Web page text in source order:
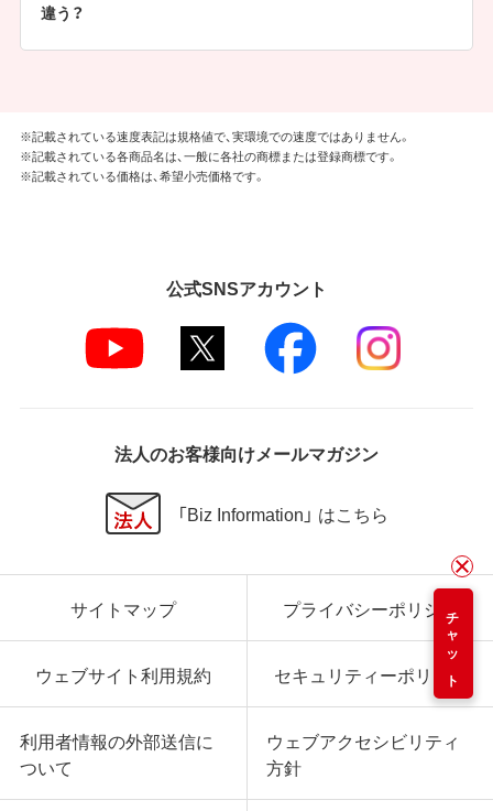
違う？
チャット
※記載されている速度表記は規格値で、実環境での速度ではありません。
※記載されている各商品名は、一般に各社の商標または登録商標です。
※記載されている価格は、希望小売価格です。
公式SNSアカウント
法人のお客様向けメールマガジン
「Biz Information」 はこちら
サイトマップ プライバシーポリシー
ウェブサイト利用規約 セキュリティーポリシー
利用者情報の外部送信に
ついて
ウェブアクセシビリティ
方針